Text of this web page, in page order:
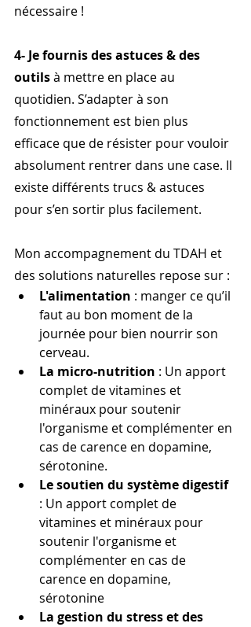
nécessaire !
4- Je fournis des astuces & des
outils à mettre en place au
quotidien. S’adapter à son
fonctionnement est bien plus
efficace que de résister pour vouloir
absolument rentrer dans une case. Il
existe différents trucs & astuces
pour s’en sortir plus facilement.
Mon accompagnement du TDAH et
des solutions naturelles repose sur :
L'alimentation : manger ce qu’il
faut au bon moment de la
journée pour bien nourrir son
cerveau.
La micro-nutrition : Un apport
complet de vitamines et
minéraux pour soutenir
l'organisme et complémenter en
cas de carence en dopamine,
sérotonine.
Le soutien du système digestif
: Un apport complet de
vitamines et minéraux pour
soutenir l'organisme et
complémenter en cas de
carence en dopamine,
sérotonine
La gestion du stress et des